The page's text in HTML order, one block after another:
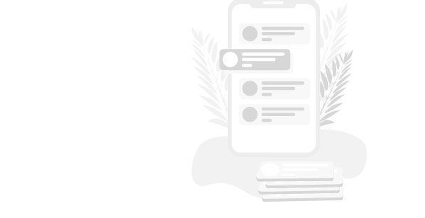
es compatible con una gama de resinas Formlabs, ofreciendo
materiales para diferentes aplicaciones.
resinas para aplicaciones estándar, robustas y flexibles.